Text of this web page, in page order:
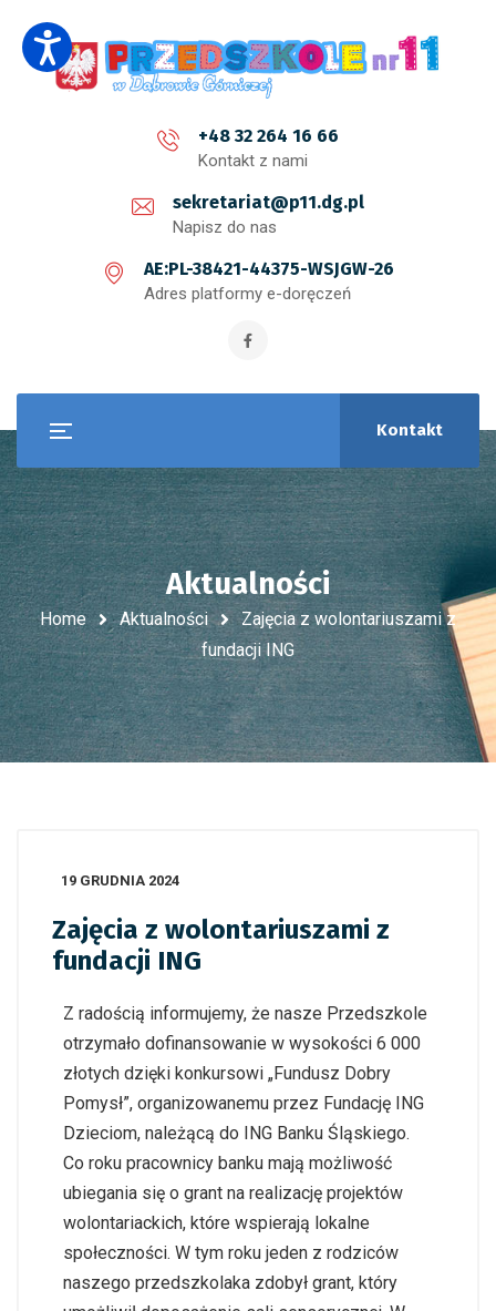
+48 32 264 16 66
Kontakt z nami
sekretariat@p11.dg.pl
Napisz do nas
AE:PL-38421-44375-WSJGW-26
Adres platformy e-doręczeń
Kontakt
Aktualności
Home Aktualności
Zajęcia z wolontariuszami z
fundacji ING
19 GRUDNIA 2024
Zajęcia z wolontariuszami z
fundacji ING
Z radością informujemy, że nasze Przedszkole
otrzymało dofinansowanie w wysokości 6 000
złotych dzięki konkursowi „Fundusz Dobry
Pomysł”, organizowanemu przez Fundację ING
Dzieciom, należącą do ING Banku Śląskiego.
Co roku pracownicy banku mają możliwość
ubiegania się o grant na realizację projektów
wolontariackich, które wspierają lokalne
społeczności. W tym roku jeden z rodziców
naszego przedszkolaka zdobył grant, który